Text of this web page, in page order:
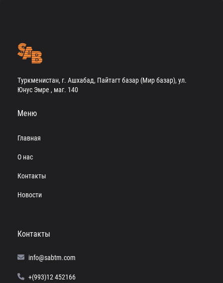
Туркменистан, г. Ашхабад, Пайтагт базар (Мир базар), ул.
Юнус Эмре , маг. 140
Меню
Главная
О нас
Контакты
Новости
Контакты
info@sabtm.com
+(993)12 452166